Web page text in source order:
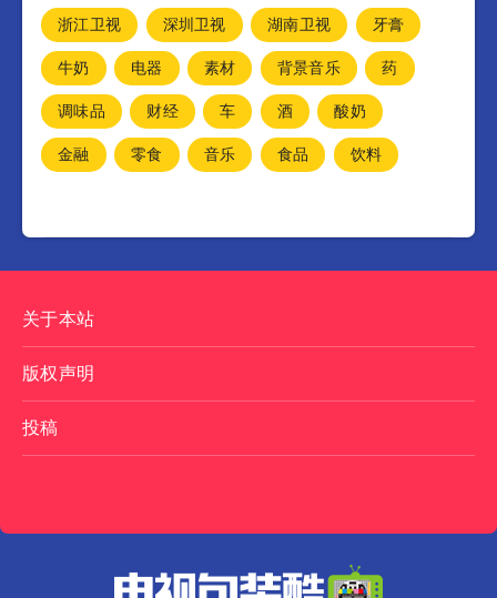
浙江卫视
深圳卫视 湖南卫视
牙膏
牛奶
电器 素材 背景音乐
药
调味品
财经 车 酒
酸奶
金融
零食 音乐 食品 饮料
关于本站
版权声明
投稿